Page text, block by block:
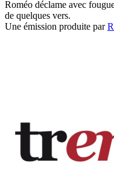
Roméo déclame avec
de quelques vers.
Une émission produite par